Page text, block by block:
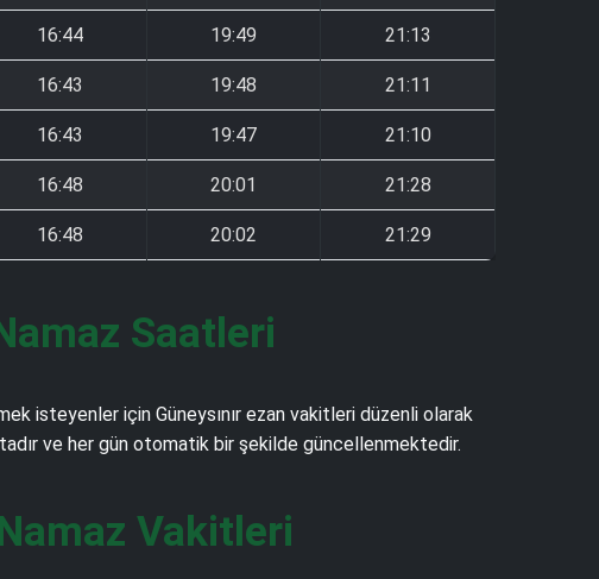
16:44 19:49 21:13
16:43 19:48 21:11
16:43 19:47 21:10
16:48 20:01 21:28
16:48 20:02 21:29
Saatleri
isteyenler için Güneysınır ezan vakitleri düzenli olarak
ve her gün otomatik bir şekilde güncellenmektedir.
Vakitleri